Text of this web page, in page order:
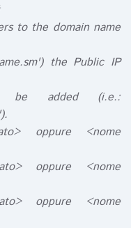
to the domain name
the Public IP
be added (i.e.:
oppure <nome
oppure <nome
oppure <nome